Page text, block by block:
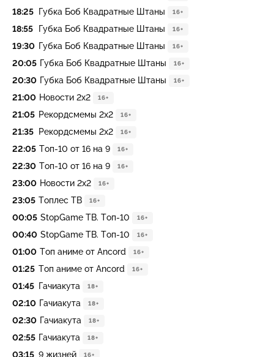
18:25 Губка Боб Квадратные Штаны 16+
18:55 Губка Боб Квадратные Штаны 16+
19:30 Губка Боб Квадратные Штаны 16+
20:05 Губка Боб Квадратные Штаны 16+
20:30 Губка Боб Квадратные Штаны 16+
21:00 Новости 2х2 16+
21:05 Рекордсмемы 2х2 16+
21:35 Рекордсмемы 2х2 16+
22:05 Топ-10 от 16 на 9 16+
22:30 Топ-10 от 16 на 9 16+
23:00 Новости 2х2 16+
23:05 Топлес ТВ 16+
00:05 StopGame ТВ. Топ-10 16+
00:40 StopGame ТВ. Топ-10 16+
01:00 Топ аниме от Ancord 16+
01:25 Топ аниме от Ancord 16+
01:45 Гачиакута 18+
02:10 Гачиакута 18+
02:30 Гачиакута 18+
02:55 Гачиакута 18+
03:15 9 жизней 16+